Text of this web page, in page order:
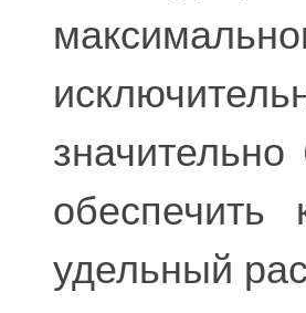
удельный